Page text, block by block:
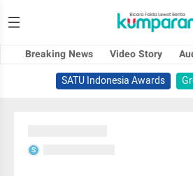
Breaking News Video Story
SATU Indonesia Awards
S